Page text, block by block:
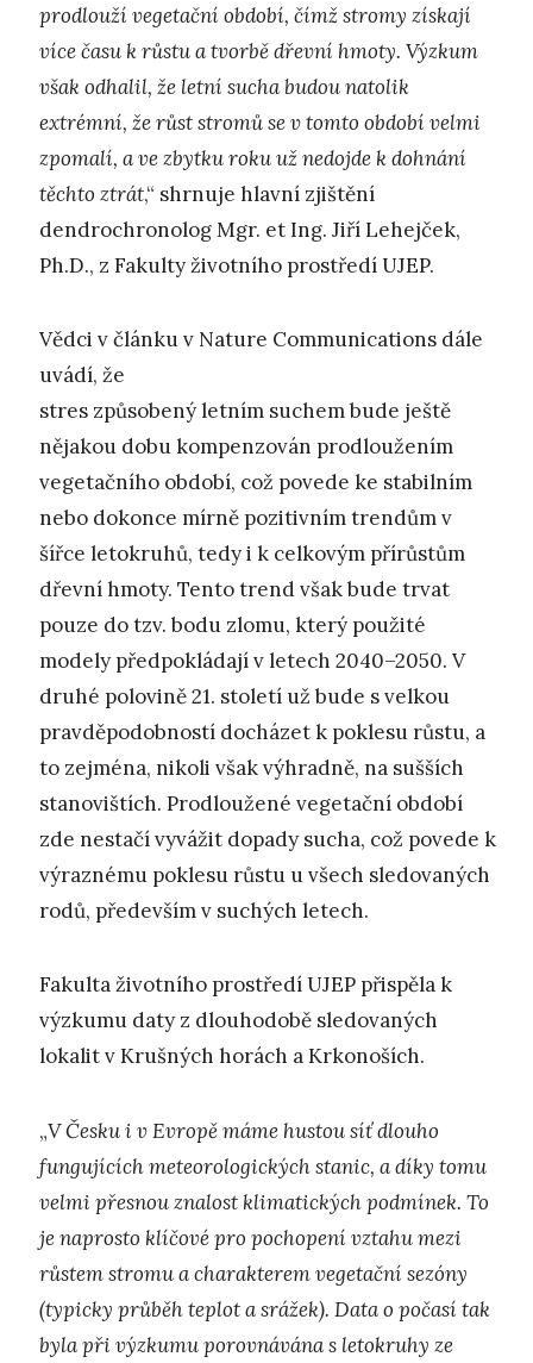
prodlouží vegetační období, čímž stromy získají
více času k růstu a tvorbě dřevní hmoty. Výzkum
však odhalil, že letní sucha budou natolik
extrémní, že růst stromů se v tomto období velmi
zpomalí, a ve zbytku roku už nedojde k dohnání
těchto ztrát,“ shrnuje hlavní zjištění
dendrochronolog Mgr. et Ing. Jiří Lehejček,
Ph.D., z Fakulty životního prostředí UJEP.
Vědci v článku v Nature Communications dále
uvádí, že
stres způsobený letním suchem bude ještě
nějakou dobu kompenzován prodloužením
vegetačního období, což povede ke stabilním
nebo dokonce mírně pozitivním trendům v
šířce letokruhů, tedy i k celkovým přírůstům
dřevní hmoty. Tento trend však bude trvat
pouze do tzv. bodu zlomu, který použité
modely předpokládají v letech 2040–2050. V
druhé polovině 21. století už bude s velkou
pravděpodobností docházet k poklesu růstu, a
to zejména, nikoli však výhradně, na sušších
stanovištích. Prodloužené vegetační období
zde nestačí vyvážit dopady sucha, což povede k
výraznému poklesu růstu u všech sledovaných
rodů, především v suchých letech.
Fakulta životního prostředí UJEP přispěla k
výzkumu daty z dlouhodobě sledovaných
lokalit v Krušných horách a Krkonoších.
„V Česku i v Evropě máme hustou síť dlouho
fungujících meteorologických stanic, a díky tomu
velmi přesnou znalost klimatických podmínek. To
je naprosto klíčové pro pochopení vztahu mezi
růstem stromu a charakterem vegetační sezóny
(typicky průběh teplot a srážek). Data o počasí tak
byla při výzkumu porovnávána s letokruhy ze